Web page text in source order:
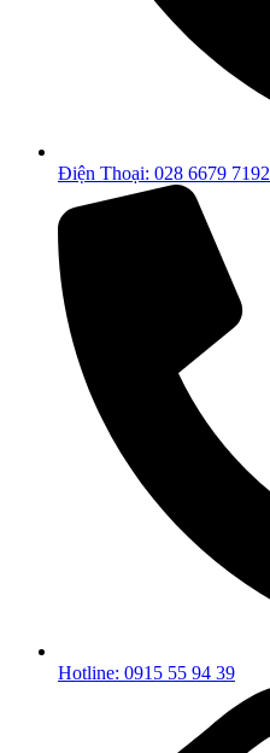
Điện Thoại: 028 6679 7192
Hotline: 0915 55 94 39